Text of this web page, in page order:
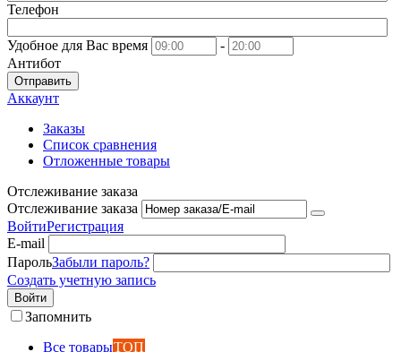
Телефон
Удобное для Вас время
-
Антибот
Отправить
Аккаунт
Заказы
Список сравнения
Отложенные товары
Отслеживание заказа
Отслеживание заказа
ВойтиРегистрация
E-mail
ПарольЗабыли пароль?
Создать учетную запись
Войти
Запомнить
Все товарыТОП